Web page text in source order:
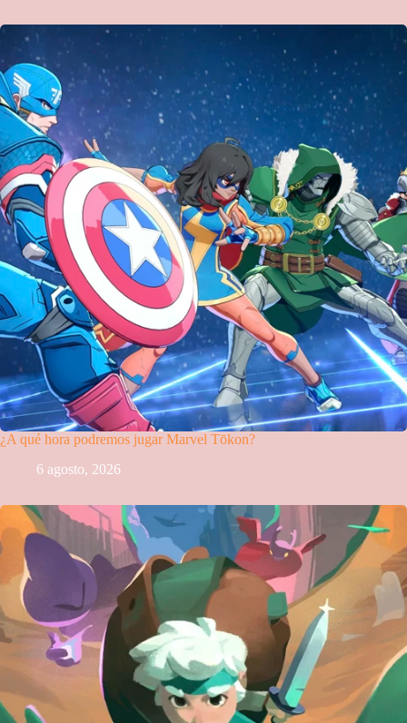
¿A qué hora podremos jugar Marvel Tōkon?
6 agosto, 2026